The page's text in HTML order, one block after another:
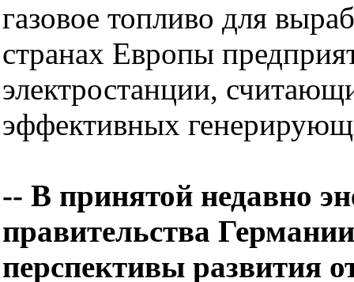
газовое топливо для
странах Европы
электростанции,
эффективных
-- В принятой недавно
правительства
перспективы развития